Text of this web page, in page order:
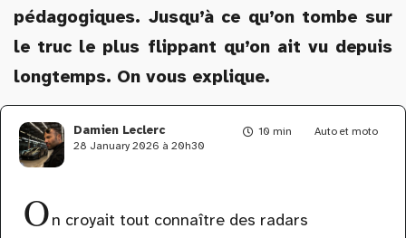
pédagogiques. Jusqu’à ce qu’on tombe sur
le truc le plus flippant qu’on ait vu depuis
longtemps. On vous explique.
10 min Auto et moto
Damien Leclerc
28 January 2026 à 20h30
On croyait tout connaître des radars